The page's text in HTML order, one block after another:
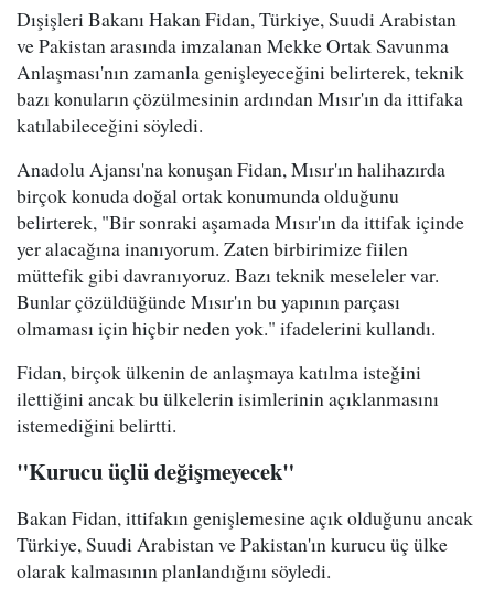
Dışişleri Bakanı Hakan Fidan, Türkiye, Suudi Arabistan
ve Pakistan arasında imzalanan Mekke Ortak Savunma
Anlaşması'nın zamanla genişleyeceğini belirterek, teknik
bazı konuların çözülmesinin ardından Mısır'ın da ittifaka
katılabileceğini söyledi.
Anadolu Ajansı'na konuşan Fidan, Mısır'ın halihazırda
birçok konuda doğal ortak konumunda olduğunu
belirterek, "Bir sonraki aşamada Mısır'ın da ittifak içinde
yer alacağına inanıyorum. Zaten birbirimize fiilen
müttefik gibi davranıyoruz. Bazı teknik meseleler var.
Bunlar çözüldüğünde Mısır'ın bu yapının parçası
olmaması için hiçbir neden yok." ifadelerini kullandı.
Fidan, birçok ülkenin de anlaşmaya katılma isteğini
ilettiğini ancak bu ülkelerin isimlerinin açıklanmasını
istemediğini belirtti.
"Kurucu üçlü değişmeyecek"
Bakan Fidan, ittifakın genişlemesine açık olduğunu ancak
Türkiye, Suudi Arabistan ve Pakistan'ın kurucu üç ülke
olarak kalmasının planlandığını söyledi.